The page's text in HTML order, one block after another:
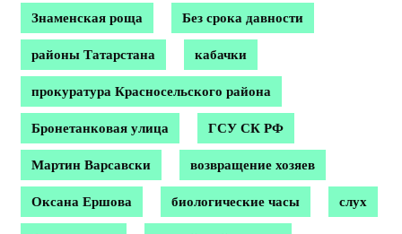
Знаменская роща Без срока давности
районы Татарстана кабачки
прокуратура Красносельского района
Бронетанковая улица ГСУ СК РФ
Мартин Варсавски возвращение хозяев
Оксана Ершова биологические часы слух